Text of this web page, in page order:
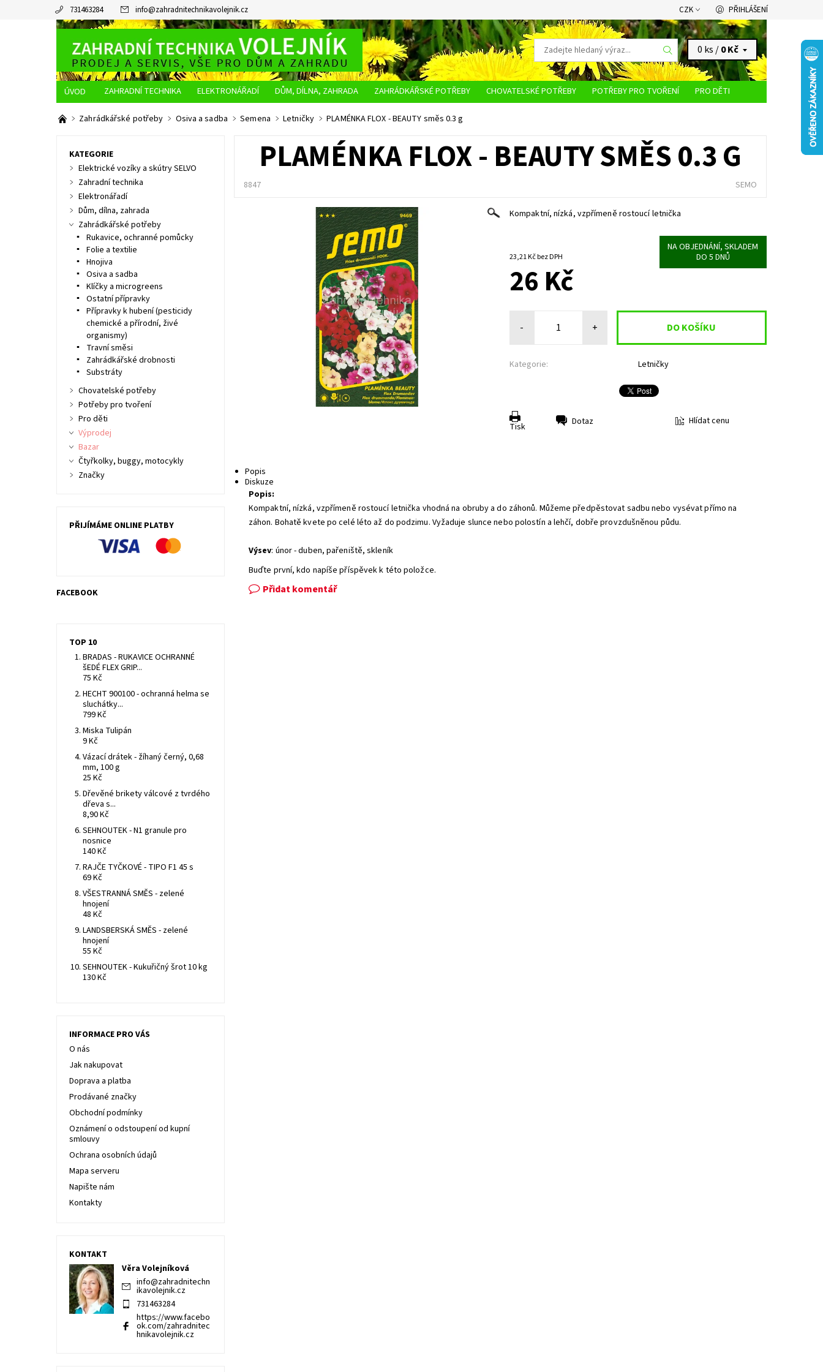
731463284 info@zahradnitechnikavolejnik.cz CZK PŘIHLÁŠENÍ
0 ks /0 Kč
ZAHRADNÍ TECHNIKA ELEKTRONÁŘADÍ DŮM, DÍLNA, ZAHRADA ZAHRÁDKÁŘSKÉ POTŘEBY CHOVATELSKÉ POTŘEBY POTŘEBY PRO TVOŘENÍ
PRO DĚTI
O NÁS
JAK NAKUPOVAT DOPRAVA A PLATBA OBCHODNÍ PODMÍNKY OCHRANA OSOBNÍCH ÚDAJŮ
Zahrádkářské potřeby Osiva a sadba Semena Letničky PLAMÉNKA FLOX - BEAUTY směs 0.3 g
PLAMÉNKA FLOX - BEAUTY SMĚS 0.3 G
8847 SEMO
Kompaktní, nízká, vzpřímeně rostoucí letnička
23,21 Kč bez DPH
NA OBJEDNÁNÍ, SKLADEM
DO 5 DNŮ
26 Kč
- +
Kategorie: Letničky
Tisk Dotaz Hlídat cenu
Popis
Diskuze
Popis:
Kompaktní, nízká, vzpřímeně rostoucí letnička vhodná na obruby a do záhonů. Můžeme předpěstovat sadbu nebo vysévat přímo na
záhon. Bohatě kvete po celé léto až do podzimu. Vyžaduje slunce nebo polostín a lehčí, dobře provzdušněnou půdu.
Výsev: únor - duben, pařeniště, skleník
Buďte první, kdo napíše příspěvek k této položce.
Přidat komentář
KATEGORIE
Elektrické vozíky a skútry SELVO
Zahradní technika
Elektronářadí
Dům, dílna, zahrada
Zahrádkářské potřeby
Rukavice, ochranné pomůcky
Folie a textilie
Hnojiva
Osiva a sadba
Klíčky a microgreens
Ostatní přípravky
Přípravky k hubení (pesticidy
chemické a přírodní, živé
organismy)
Travní směsi
Zahrádkářské drobnosti
Substráty
Chovatelské potřeby
Potřeby pro tvoření
Pro děti
Výprodej
Bazar
Čtyřkolky, buggy, motocykly
Značky
PŘIJÍMÁME ONLINE PLATBY
FACEBOOK
TOP 10
BRADAS - RUKAVICE OCHRANNÉ
šEDÉ FLEX GRIP...
75 Kč
HECHT 900100 - ochranná helma se
sluchátky...
799 Kč
Miska Tulipán
9 Kč
Vázací drátek - žíhaný černý, 0,68
mm, 100 g
25 Kč
Dřevěné brikety válcové z tvrdého
dřeva s...
8,90 Kč
SEHNOUTEK - N1 granule pro
nosnice
140 Kč
RAJČE TYČKOVÉ - TIPO F1 45 s
69 Kč
VŠESTRANNÁ SMĚS - zelené
hnojení
48 Kč
LANDSBERSKÁ SMĚS - zelené
hnojení
55 Kč
SEHNOUTEK - Kukuřičný šrot 10 kg
130 Kč
INFORMACE PRO VÁS
O nás
Jak nakupovat
Doprava a platba
Prodávané značky
Obchodní podmínky
Oznámení o odstoupení od kupní
smlouvy
Ochrana osobních údajů
Mapa serveru
Napište nám
Kontakty
KONTAKT
Věra Volejníková
info@zahradnitechn
ikavolejnik.cz
731463284
https://www.facebo
ok.com/zahradnitec
hnikavolejnik.cz